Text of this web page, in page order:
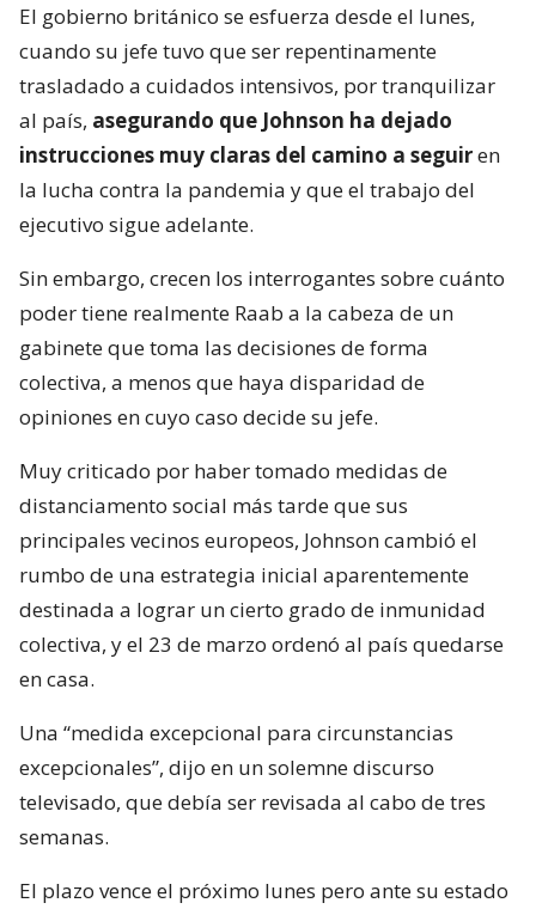
El gobierno británico se esfuerza desde el lunes,
cuando su jefe tuvo que ser repentinamente
trasladado a cuidados intensivos, por tranquilizar
al país, asegurando que Johnson ha dejado
instrucciones muy claras del camino a seguiren
la lucha contra la pandemia y que el trabajo del
ejecutivo sigue adelante.
Sin embargo, crecen los interrogantes sobre cuánto
poder tiene realmente Raab a la cabeza de un
gabinete que toma las decisiones de forma
colectiva, a menos que haya disparidad de
opiniones en cuyo caso decide su jefe.
Muy criticado por haber tomado medidas de
distanciamento social más tarde que sus
principales vecinos europeos, Johnson cambió el
rumbo de una estrategia inicial aparentemente
destinada a lograr un cierto grado de inmunidad
colectiva, y el 23 de marzo ordenó al país quedarse
en casa.
Una “medida excepcional para circunstancias
excepcionales”, dijo en un solemne discurso
televisado, que debía ser revisada al cabo de tres
semanas.
El plazo vence el próximo lunes pero ante su estado